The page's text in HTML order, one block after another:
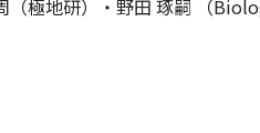
極地研）・野田 琢嗣 （